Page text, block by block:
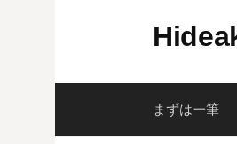
ン
まずは一筆